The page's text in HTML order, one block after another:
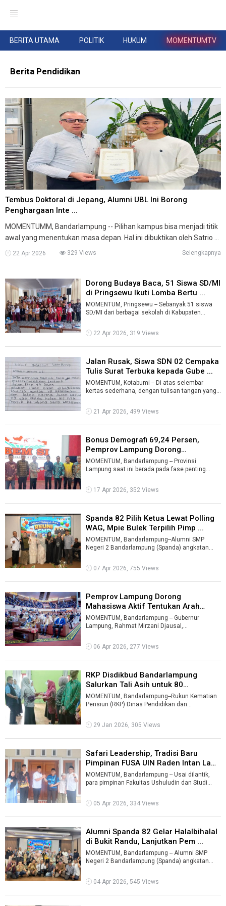
BERITA UTAMA POLITIK HUKUM MOMENTUMTV
Berita Pendidikan
Tembus Doktoral di Jepang, Alumni UBL Ini Borong
Penghargaan Inte ...
MOMENTUMM, Bandarlampung -- Pilihan kampus bisa menjadi titik
awal yang menentukan masa depan. Hal ini dibuktikan oleh Satrio ...
22 Apr 2026 329 Views Selengkapnya
Dorong Budaya Baca, 51 Siswa SD/MI
di Pringsewu Ikuti Lomba Bertu ...
MOMENTUM, Pringsewu -- Sebanyak 51 siswa
SD/MI dari berbagai sekolah di Kabupaten
22 Apr 2026, 319 Views
Jalan Rusak, Siswa SDN 02 Cempaka
Tulis Surat Terbuka kepada Gube ...
MOMENTUM, Kotabumi -- Di atas selembar
kertas sederhana, dengan tulisan tangan yang
21 Apr 2026, 499 Views
Bonus Demografi 69,24 Persen,
Pemprov Lampung Dorong
Mahasiswa Ja ...
MOMENTUM, Bandarlampung -- Provinsi
Lampung saat ini berada pada fase penting
penduduk b ...
17 Apr 2026, 352 Views
Spanda 82 Pilih Ketua Lewat Polling
WAG, Mpie Bulek Terpilih Pimp ...
MOMENTUM, Bandarlampung--Alumni SMP
Negeri 2 Bandarlampung (Spanda) angkatan
pollin ...
07 Apr 2026, 755 Views
Pemprov Lampung Dorong
Mahasiswa Aktif Tentukan Arah
Pembangunan ...
MOMENTUM, Bandarlampung -- Gubernur
Lampung, Rahmat Mirzani Djausal,
Lampung untuk me ...
06 Apr 2026, 277 Views
RKP Disdikbud Bandarlampung
Salurkan Tali Asih untuk 80
Purnabakt ...
MOMENTUM, Bandarlampung--Rukun Kematian
Pensiun (RKP) Dinas Pendidikan dan
menyalur ...
29 Jan 2026, 305 Views
Safari Leadership, Tradisi Baru
Pimpinan FUSA UIN Raden Intan Lam
...
MOMENTUM, Bandarlampung -- Usai dilantik,
para pimpinan Fakultas Ushuludin dan Studi
05 Apr 2026, 334 Views
Alumni Spanda 82 Gelar Halalbihalal
di Bukit Randu, Lanjutkan Pem ...
MOMENTUM, Bandarlampung -- Alumni SMP
Negeri 2 Bandarlampung (Spanda) angkatan
sua ...
04 Apr 2026, 545 Views